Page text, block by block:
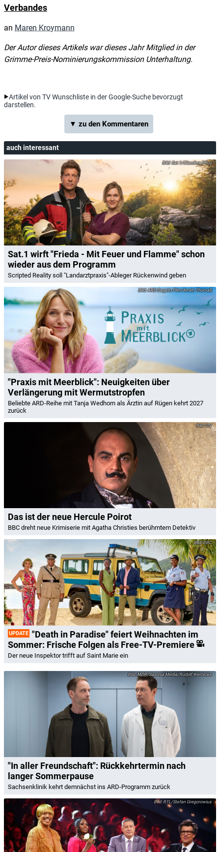
Verbandes
an Maren Kroymann
Der Autor dieses Artikels war dieses Jahr Mitglied in der
Grimme-Preis-Nominierungskommission Unterhaltung.
Artikel von TV Wunschliste in der Google-Suche bevorzugt
darstellen.
▼ zu den Kommentaren
auch interessant
Sat.1/Claudius Pflug
Sat.1 wirft "Frieda - Mit Feuer und Flamme" schon
wieder aus dem Programm
Scripted Reality soll "Landarztpraxis"-Ableger Rückenwind geben
ARD Degeto Film/Arnim Thomaß
"Praxis mit Meerblick": Neuigkeiten über
Verlängerung mit Wermutstropfen
Beliebte ARD-Reihe mit Tanja Wedhorn als Ärztin auf Rügen kehrt 2027
zurück
ITV
Das ist der neue Hercule Poirot
BBC dreht neue Krimiserie mit Agatha Christies berühmtem Detektiv
BBC
UPDATE "Death in Paradise" feiert Weihnachten im
Sommer: Frische Folgen als Free-TV-Premiere
Der neue Inspektor trifft auf Saint Marie ein
MDR/Saxonia Media/Rudolf Wernicke
"In aller Freundschaft": Rückkehrtermin nach
langer Sommerpause
Sachsenklinik kehrt demnächst ins ARD-Programm zurück
RTL/Stefan Gregorowius